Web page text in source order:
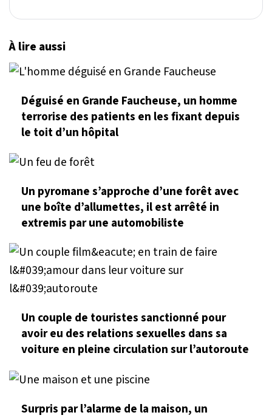
À lire aussi
Déguisé en Grande Faucheuse, un homme
terrorise des patients en les fixant depuis
le toit d’un hôpital
Un pyromane s’approche d’une forêt avec
une boîte d’allumettes, il est arrêté in
extremis par une automobiliste
Un couple de touristes sanctionné pour
avoir eu des relations sexuelles dans sa
voiture en pleine circulation sur l’autoroute
Surpris par l’alarme de la maison, un